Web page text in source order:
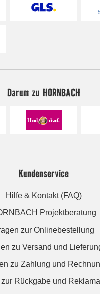
Darum zu HORNBACH
Kundenservice
Hilfe & Kontakt (FAQ)
Projektberatung
zur Onlinebestellung
zu Versand und
zu Zahlung und
Rückgabe und